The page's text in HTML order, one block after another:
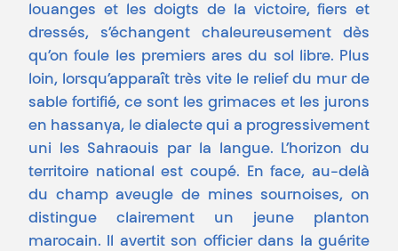
louanges et les doigts de la victoire, fiers et
dressés, s’échangent chaleureusement dès
qu’on foule les premiers ares du sol libre. Plus
loin, lorsqu’apparaît très vite le relief du mur de
sable fortifié, ce sont les grimaces et les jurons
en hassanya, le dialecte qui a progressivement
uni les Sahraouis par la langue. L’horizon du
territoire national est coupé. En face, au-delà
du champ aveugle de mines sournoises, on
distingue clairement un jeune planton
marocain. Il avertit son officier dans la guérite